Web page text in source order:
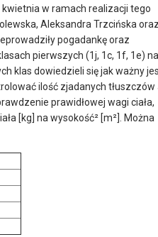
kwietnia w ramach realizacji tego
Aleksandra Trzcińska
pogadankę oraz
pierwszych (1j, 1c, 1f, 1e) na
klas dowiedzieli się jak ważny
ilość zjadanych tłuszczów
prawidłowej wagi ciała,
[kg] na wysokość² [m²]. Można